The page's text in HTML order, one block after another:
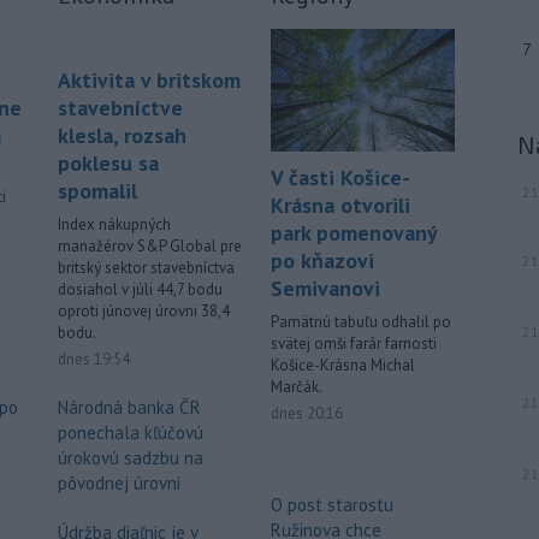
Aktivita v britskom
stavebníctve
klesla, rozsah
poklesu sa
spomalil
Index nákupných
manažérov S&P Global pre
britský sektor stavebníctva
dosiahol v júli 44,7 bodu
oproti júnovej úrovni 38,4
bodu.
dnes 19:54
Národná banka ČR
ponechala kľúčovú
úrokovú sadzbu na
pôvodnej úrovni
Údržba diaľnic je v
V časti Košice-
Krásna otvorili
park pomenovaný
po kňazovi
Semivanovi
Pamätnú tabuľu odhalil po
svätej omši farár farnosti
Košice-Krásna Michal
Marčák.
dnes 20:16
O post starostu
Ružinova chce
7